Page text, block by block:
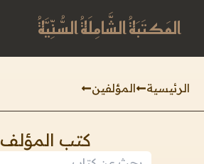
المَكتَبَةُ الشَّامِلَةُ السُّنِّيَّةُ
الرئيسية المؤلفين
كتب المؤلف